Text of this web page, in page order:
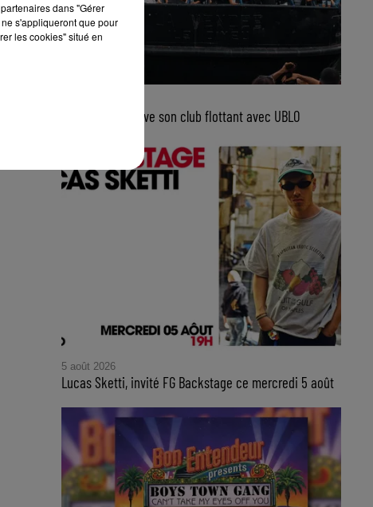
Bordeaux retrouve son club flottant avec UBLO
5 août 2026
Lucas Sketti, invité FG Backstage ce mercredi 5 août
dans "Gérer
s'appliqueront que pour
les cookies" situé en